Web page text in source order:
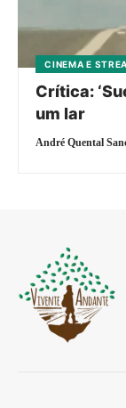
CINEMA E
Crítica:
um lar
André Quental